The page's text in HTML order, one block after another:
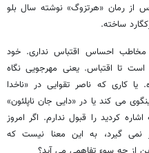
از رمان «هرتزوگ» نوشته‌ سال بلو
ساخته.
مخاطب احساس اقتباس نداری. خود
تا اقتباس. یعنی مهرجویی نگاه
یا کاری که ناصر تقوایی در «ناخدا
می کند یا در «دایی جان ناپلئون»
کردید را قبول ندارم. اگر امروز
نمی گیرد، به این معنا نیست که